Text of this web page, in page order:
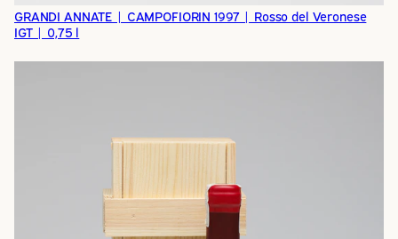
GRANDI ANNATE | CAMPOFIORIN 1997 | Rosso del Veronese
IGT | 0,75 l